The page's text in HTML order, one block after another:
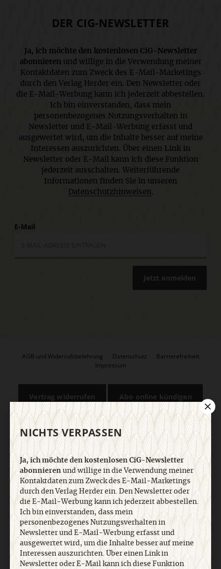
DER CIG-NEWSLETTER
Ja, ich möchte den kostenlosen CiG-Newsletter
abonnierenund willige in die Verwendung meiner
Kontaktdaten zum Zweck des E-Mail-Marketings
durch den Verlag Herder ein. Den Newsletter oder
die E-Mail-Werbung kann ich jederzeit abbestellen.
Ich bin einverstanden, dass mein
personenbezogenes Nutzungsverhalten in
Newsletter und E-Mail-Werbung erfasst und
ausgewertet wird, um die Inhalte besser auf meine
Interessen auszurichten. Über einen Link in
Newsletter oder E-Mail kann ich diese Funktion
jederzeit ausschalten. Weiterführende
Informationen finden Sie in unseren
Datenschutzhinweisen.
E-Mail
Jetzt anmelden
AGB und Widerrufsbelehrung Datenschutz
Barrierefreiheit
Impressum
Vertrag widerrufen Abo online kündigen
Nach oben
NICHTS VERPASSEN
Ja, ich möchte den kostenlosen CiG-Newsletter
abonnierenund willige in die Verwendung meiner
Kontaktdaten zum Zweck des E-Mail-Marketings
durch den Verlag Herder ein. Den Newsletter oder
die E-Mail-Werbung kann ich jederzeit abbestellen.
Ich bin einverstanden, dass mein
personenbezogenes Nutzungsverhalten in
Newsletter und E-Mail-Werbung erfasst und
ausgewertet wird, um die Inhalte besser auf meine
Interessen auszurichten. Über einen Link in
Newsletter oder E-Mail kann ich diese Funktion